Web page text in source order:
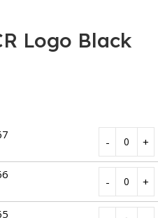
Logo Black